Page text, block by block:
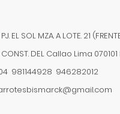
PJ. EL SOL MZA. A LOTE. 21
CONST. DEL Callao Lima 070101
981144928 946282012